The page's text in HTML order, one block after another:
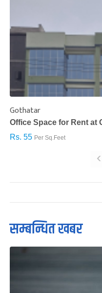
Gothatar
Office Space for Rent at
Rs. 55 Per Sq.Feet
‹
सम्बन्धित खबर